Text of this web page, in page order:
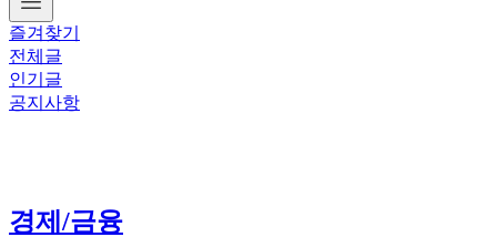
즐겨찾기
전체글
인기글
공지사항
경제/금융